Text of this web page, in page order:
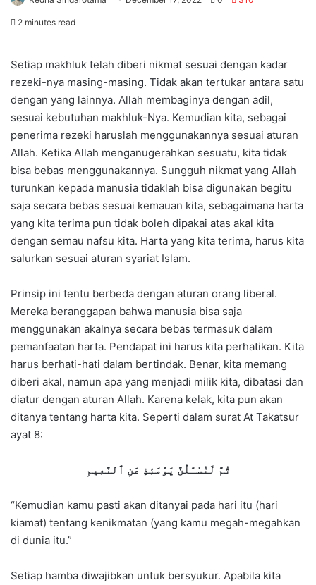
2 minutes read
Setiap makhluk telah diberi nikmat sesuai dengan kadar
rezeki-nya masing-masing. Tidak akan tertukar antara satu
dengan yang lainnya. Allah membaginya dengan adil,
sesuai kebutuhan makhluk-Nya. Kemudian kita, sebagai
penerima rezeki haruslah menggunakannya sesuai aturan
Allah. Ketika Allah menganugerahkan sesuatu, kita tidak
bisa bebas menggunakannya. Sungguh nikmat yang Allah
turunkan kepada manusia tidaklah bisa digunakan begitu
saja secara bebas sesuai kemauan kita, sebagaimana harta
yang kita terima pun tidak boleh dipakai atas akal kita
dengan semau nafsu kita. Harta yang kita terima, harus kita
salurkan sesuai aturan syariat Islam.
Prinsip ini tentu berbeda dengan aturan orang liberal.
Mereka beranggapan bahwa manusia bisa saja
menggunakan akalnya secara bebas termasuk dalam
pemanfaatan harta. Pendapat ini harus kita perhatikan. Kita
harus berhati-hati dalam bertindak. Benar, kita memang
diberi akal, namun apa yang menjadi milik kita, dibatasi dan
diatur dengan aturan Allah. Karena kelak, kita pun akan
ditanya tentang harta kita. Seperti dalam surat At Takatsur
ayat 8:
ثُمَّ لَتُسْـَٔلُنَّ يَوْمَئِذٍ عَنِ ٱلنَّعِيمِ
“Kemudian kamu pasti akan ditanyai pada hari itu (hari
kiamat) tentang kenikmatan (yang kamu megah-megahkan
di dunia itu.”
Setiap hamba diwajibkan untuk bersyukur. Apabila kita